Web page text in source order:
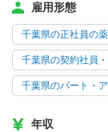
雇用形態
千葉県の正社員の
千葉県の契約社員
千葉県のパート・
年収